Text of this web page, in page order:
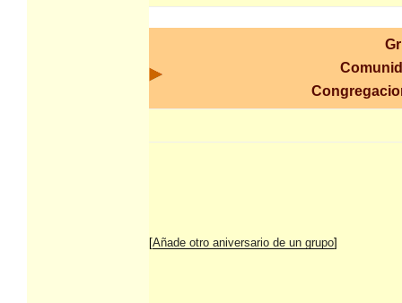
[Añade otro aniversario de un grupo]